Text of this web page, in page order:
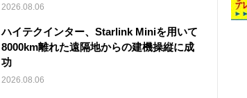
2026.08.06
ハイテクインター、Starlink Miniを用いて
8000km離れた遠隔地からの建機操縦に成
功
2026.08.06